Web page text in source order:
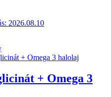
2026.08.10
+ Omega 3